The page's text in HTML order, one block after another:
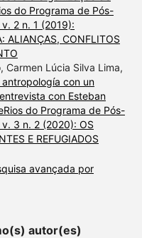
do Programa de Pós-
2 n. 1 (2019):
ALIANÇAS, CONFLITOS
Carmen Lúcia Silva Lima,
antropología con un
con Esteban
do Programa de Pós-
3 n. 2 (2020): OS
E REFUGIADOS
avançada por
autor(es)